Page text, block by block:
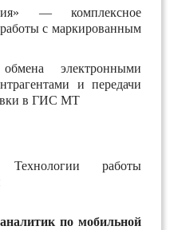
— комплексное
с маркированным
электронными
и передачи
в ГИС МТ
Технологии работы
по мобильной